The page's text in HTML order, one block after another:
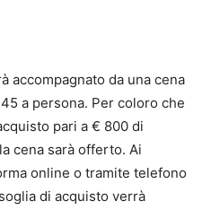
accompagnato da una cena
a persona. Per coloro che
pari a € 800 di
cena sarà offerto. Ai
online o tramite telefono
di acquisto verrà